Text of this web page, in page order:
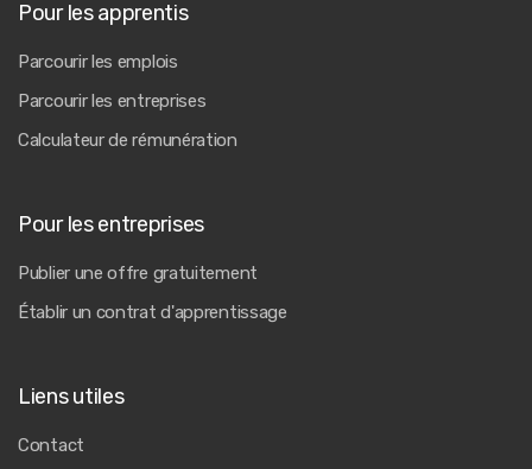
Pour les apprentis
Parcourir les emplois
Parcourir les entreprises
Calculateur de rémunération
Pour les entreprises
Publier une offre gratuitement
Établir un contrat d'apprentissage
Liens utiles
Contact